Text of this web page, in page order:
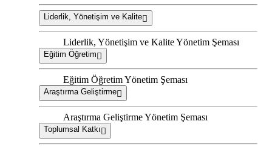
Liderlik, Yönetişim ve Kalite
Liderlik, Yönetişim ve Kalite Yönetim Şeması
Eğitim Öğretim
Eğitim Öğretim Yönetim Şeması
Araştırma Geliştirme
Araştırma Geliştirme Yönetim Şeması
Toplumsal Katkı